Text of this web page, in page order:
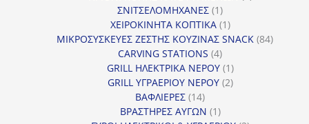
ΣΝΙΤΣΕΛΟΜΗΧΑΝΕΣ 11
προϊόν
ΧΕΙΡΟΚΙΝΗΤΑ ΚΟΠΤΙΚΑ 11
προϊόν
ΜΙΚΡΟΣΥΣΚΕΥΕΣ ΖΕΣΤΗΣ ΚΟΥΖΙΝΑΣ SNACK 8484
CARVING STATIONS 44
προϊόντα
GRILL ΗΛΕΚΤΡΙΚΑ ΝΕΡΟΥ 11
προϊόν
GRILL ΥΓΡΑΕΡΙΟΥ ΝΕΡΟΥ 22
ΒΑΦΛΙΕΡΕΣ 1414
προϊόντα
ΒΡΑΣΤΗΡΕΣ ΑΥΓΩΝ 11